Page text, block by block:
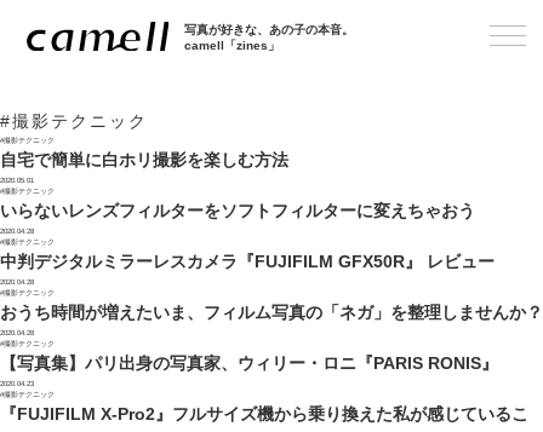
写真が好きな、あの子の本音。
camell「zines」
#撮影テクニック
#撮影テクニック
自宅で簡単に白ホリ撮影を楽しむ方法
2020.05.01
#撮影テクニック
いらないレンズフィルターをソフトフィルターに変えちゃおう
2020.04.28
#撮影テクニック
中判デジタルミラーレスカメラ『FUJIFILM GFX50R』 レビュー
2020.04.28
#撮影テクニック
おうち時間が増えたいま、フィルム写真の「ネガ」を整理しませんか？
2020.04.28
#撮影テクニック
【写真集】パリ出身の写真家、ウィリー・ロニ『PARIS RONIS』
2020.04.23
#撮影テクニック
『FUJIFILM X-Pro2』フルサイズ機から乗り換えた私が感じているこ